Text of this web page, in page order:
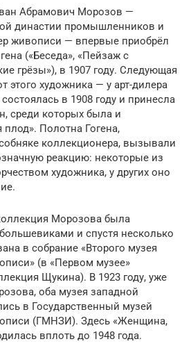
Абрамович Морозов —
династии промышленников и
живописи — впервые приобрёл
(«Беседа», «Пейзаж с
грёзы»), в 1907 году. Следующая
этого художника — у арт-дилера
в 1908 году и принесла
среди которых была и
Полотна Гогена,
коллекционера, вызывали
реакцию: некоторые из
художника, у других оно
Морозова была
и спустя несколько
в собрание «Второго музея
(в «Первом музее»
Щукина). В 1923 году, уже
оба музея западной
в Государственный музей
(ГМНЗИ). Здесь «Женщина,
вплоть до 1948 года.